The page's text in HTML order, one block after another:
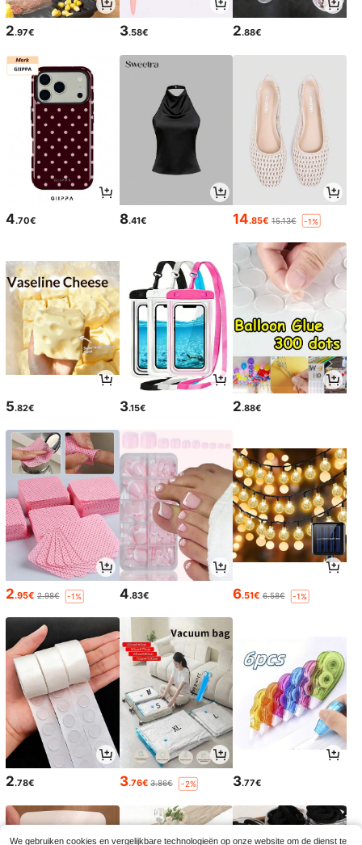
2.97€ 3.58€ 2.88€
4.70€ 8.41€ 14.85€ 15.13€ -1%
5.82€ 3.15€ 2.88€
2.95€ 2.98€ -1% 4.83€ 6.51€ 6.58€ -1%
2.78€ 3.76€ 3.86€ -2% 3.77€
We gebruiken cookies en vergelijkbare technologieën op onze website om de dienst te